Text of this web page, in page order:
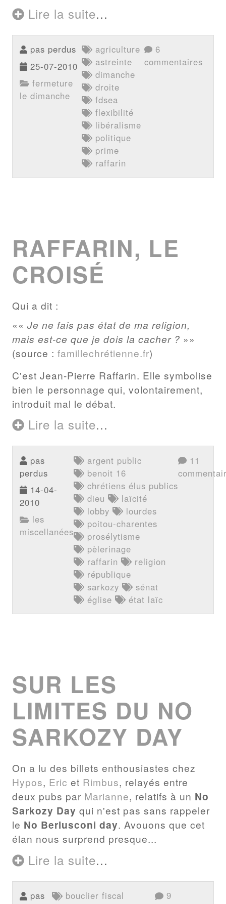
Lire la suite...
pas perdus
25-07-2010
fermeture
le dimanche
agriculture
astreinte
dimanche
droite
fdsea
flexibilité
libéralisme
politique
prime
raffarin
6
commentaires
RAFFARIN, LE
CROISÉ
Qui a dit :
« Je ne fais pas état de ma religion,
mais est-ce que je dois la cacher ? »
(source : famillechrétienne.fr)
C'est Jean-Pierre Raffarin. Elle symbolise
bien le personnage qui, volontairement,
introduit mal le débat.
Lire la suite...
pas
perdus
14-04-
2010
les
miscellanées
argent public
benoit 16
chrétiens élus publics
dieu
laïcité
lobby
lourdes
poitou-charentes
prosélytisme
pèlerinage
raffarin
religion
république
sarkozy
sénat
église
état laïc
11
SUR LES
LIMITES DU NO
SARKOZY DAY
On a lu des billets enthousiastes chez
Hypos, Eric et Rimbus, relayés entre
deux pubs par Marianne, relatifs à un No
Sarkozy Day qui n'est pas sans rappeler
le No Berlusconi day. Avouons que cet
élan nous surprend presque...
Lire la suite...
pas
bouclier fiscal
9